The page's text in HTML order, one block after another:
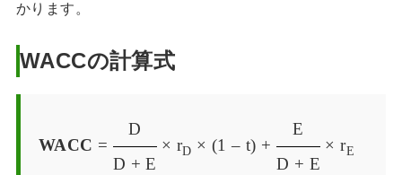
かります。
WACCの計算式
WACC =
D
D + E
× rD × (1 – t) +
E
D + E
× rE